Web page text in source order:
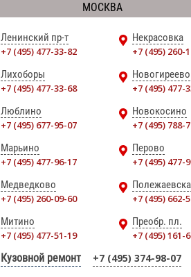
МОСКВА
Ленинский пр-т
+7 (495) 477-33-82
Некрасовка
+7 (495) 260-
Лихоборы
+7 (495) 477-33-68
Новогиреево
+7 (495) 477-
Люблино
+7 (495) 677-95-07
Новокосино
+7 (495) 788-
Марьино
+7 (495) 477-96-17
Перово
+7 (495) 477-
Медведково
+7 (495) 260-09-60
+7 (495) 662-
Митино
+7 (495) 477-51-19
Преобр. пл.
+7 (495) 161-
Кузовной ремонт +7 (495) 374-98-07